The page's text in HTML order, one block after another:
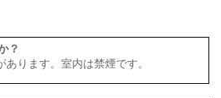
？
ります。室内は禁煙です。